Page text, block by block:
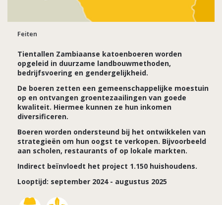
Feiten
Tientallen Zambiaanse katoenboeren worden
opgeleid in duurzame landbouwmethoden,
bedrijfsvoering en gendergelijkheid.
De boeren zetten een gemeenschappelijke moestuin
op en ontvangen groentezaailingen van goede
kwaliteit. Hiermee kunnen ze hun inkomen
diversificeren.
Boeren worden ondersteund bij het ontwikkelen van
strategieën om hun oogst te verkopen. Bijvoorbeeld
aan scholen, restaurants of op lokale markten.
Indirect beïnvloedt het project 1.150 huishoudens.
Looptijd: september 2024 - augustus 2025